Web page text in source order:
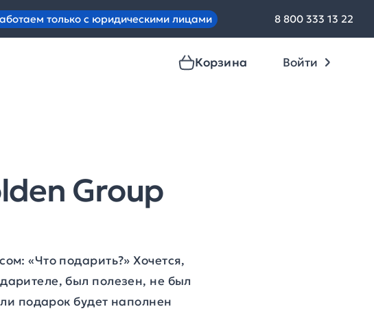
только с юридическими лицами 8 800 333 13 22
Корзина Войти
Group
«Что подарить?» Хочется,
был полезен, не был
подарок будет наполнен